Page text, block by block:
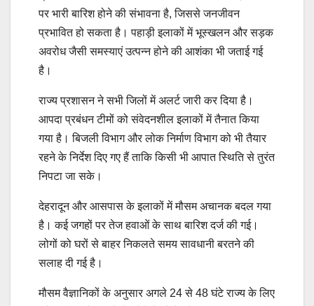
पर भारी बारिश होने की संभावना है, जिससे जनजीवन
प्रभावित हो सकता है। पहाड़ी इलाकों में भूस्खलन और सड़क
अवरोध जैसी समस्याएं उत्पन्न होने की आशंका भी जताई गई
है।
राज्य प्रशासन ने सभी जिलों में अलर्ट जारी कर दिया है।
आपदा प्रबंधन टीमों को संवेदनशील इलाकों में तैनात किया
गया है। बिजली विभाग और लोक निर्माण विभाग को भी तैयार
रहने के निर्देश दिए गए हैं ताकि किसी भी आपात स्थिति से तुरंत
निपटा जा सके।
देहरादून और आसपास के इलाकों में मौसम अचानक बदल गया
है। कई जगहों पर तेज हवाओं के साथ बारिश दर्ज की गई।
लोगों को घरों से बाहर निकलते समय सावधानी बरतने की
सलाह दी गई है।
मौसम वैज्ञानिकों के अनुसार अगले 24 से 48 घंटे राज्य के लिए